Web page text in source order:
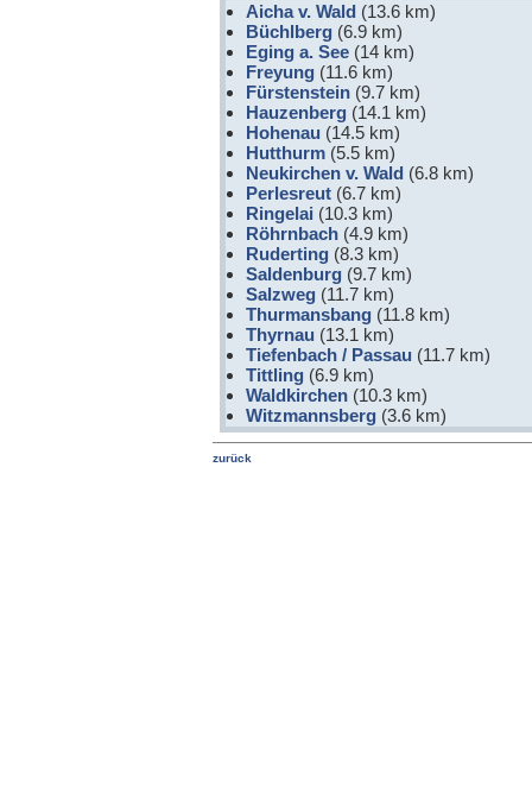
Aicha v. Wald (13.6 km)
Büchlberg(6.9 km)
Eging a. See(14 km)
Freyung(11.6 km)
Fürstenstein(9.7 km)
Hauzenberg(14.1 km)
Hohenau (14.5 km)
Hutthurm(5.5 km)
Neukirchen v. Wald (6.8 km)
Perlesreut(6.7 km)
Ringelai (10.3 km)
Röhrnbach(4.9 km)
Ruderting(8.3 km)
Saldenburg(9.7 km)
Salzweg(11.7 km)
Thurmansbang(11.8 km)
Thyrnau (13.1 km)
Tiefenbach / Passau (11.7 km)
Tittling(6.9 km)
Waldkirchen(10.3 km)
Witzmannsberg(3.6 km)